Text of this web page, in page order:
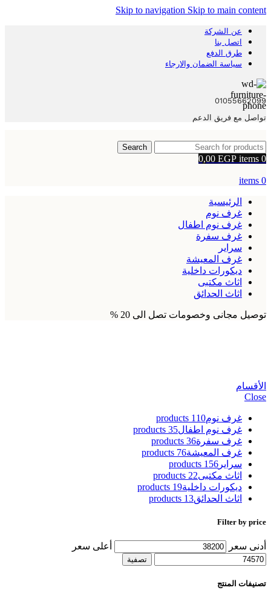
Skip to navigation Skip to main content
عن الشركة
اتصل بنا
طرق الدفع
سياسة الضمان والارجاء
01055662099
تواصل مع فريق الدعم
Search
0
items
0,00 EGP
0
items
الرئيسية
غرف نوم
غرف نوم اطفال
غرف سفرة
سراير
غرف المعيشة
ديكورات داخلية
اثاث مكتبى
اثاث الحدائق
توصيل مجانى وخصومات تصل الى 20 %
الأقسام
Close
غرف نوم110 products
غرف نوم اطفال35 products
غرف سفرة36 products
غرف المعيشة76 products
سراير 156 products
اثاث مكتبى22 products
ديكورات داخلية19 products
اثاث الحدائق13 products
Filter by price
أدنى سعر أعلى سعر
تصفية
تصنيفات المنتج